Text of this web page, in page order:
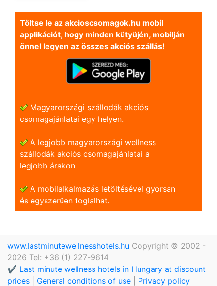
Töltse le az akcioscsomagok.hu mobil
applikációt, hogy minden kütyüjén, mobilján
önnel legyen az összes akciós szállás!
Magyarországi szállodák akciós
csomagajánlatai egy helyen.
A legjobb magyarországi wellness
szállodák akciós csomagajánlatai a
legjobb árakon.
A mobilalkalmazás letöltésével gyorsan
és egyszerũen foglalhat.
www.lastminutewellnesshotels.hu Copyright © 2002 -
2026 Tel: +36 (1) 227-9614
✔️ Last minute wellness hotels in Hungary at discount
prices
General conditions of use Privacy policy